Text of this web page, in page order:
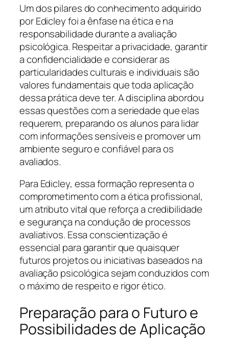
Um dos pilares do conhecimento adquirido
por Edicley foi a ênfase na ética e na
responsabilidade durante a avaliação
psicológica. Respeitar a privacidade, garantir
a confidencialidade e considerar as
particularidades culturais e individuais são
valores fundamentais que toda aplicação
dessa prática deve ter. A disciplina abordou
essas questões com a seriedade que elas
requerem, preparando os alunos para lidar
com informações sensíveis e promover um
ambiente seguro e confiável para os
avaliados.
Para Edicley, essa formação representa o
comprometimento com a ética profissional,
um atributo vital que reforça a credibilidade
e segurança na condução de processos
avaliativos. Essa conscientização é
essencial para garantir que quaisquer
futuros projetos ou iniciativas baseados na
avaliação psicológica sejam conduzidos com
o máximo de respeito e rigor ético.
Preparação para o Futuro e
Possibilidades de Aplicação